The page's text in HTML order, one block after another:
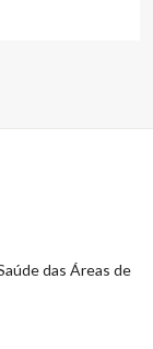
das Áreas de